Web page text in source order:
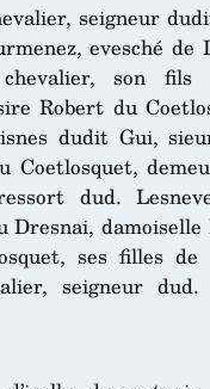
seigneur
evesché
son
Robert du
dudit Gui,
Coetlosquet,
dud.
ses filles
seigneur